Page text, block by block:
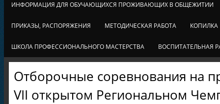
ИНФОРМАЦИЯ ДЛЯ ОБУЧАЮЩИХСЯ ПРОЖИВАЮЩИХ В ОБЩЕЖИТИИ
ПРИКАЗЫ, РАСПОРЯЖЕНИЯ МЕТОДИЧЕСКАЯ РАБОТА КОПИЛКА
ШКОЛА ПРОФЕССИОНАЛЬНОГО МАСТЕРСТВА ВОСПИТАТЕЛЬНАЯ
Отборочные соревнования на
VII открытом Региональном